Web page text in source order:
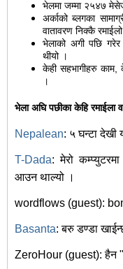
भेलमा जम्मा २५४७
अर्काको ब्लगका
वातावरण निक्कै
भेलाको अगी पछि
थीयो ।
केही सहभागीहरु काम,
।
भेला अघि पछीका केहि रमाईला
Nepalean: ५ घन्टा देखी
T-Dada: मेरो
आउन थाल्यो ।
wordflows (guest):
Basanta: बरु डण्डा
ZeroHour (guest): हैन